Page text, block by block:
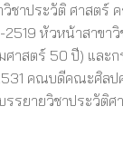
วิชาประวัติ ศาส
หัวหน้าสาข
าสตร์ 50 ปี) และ
คณบดีคณะศิล
รยายวิชาประวัติ